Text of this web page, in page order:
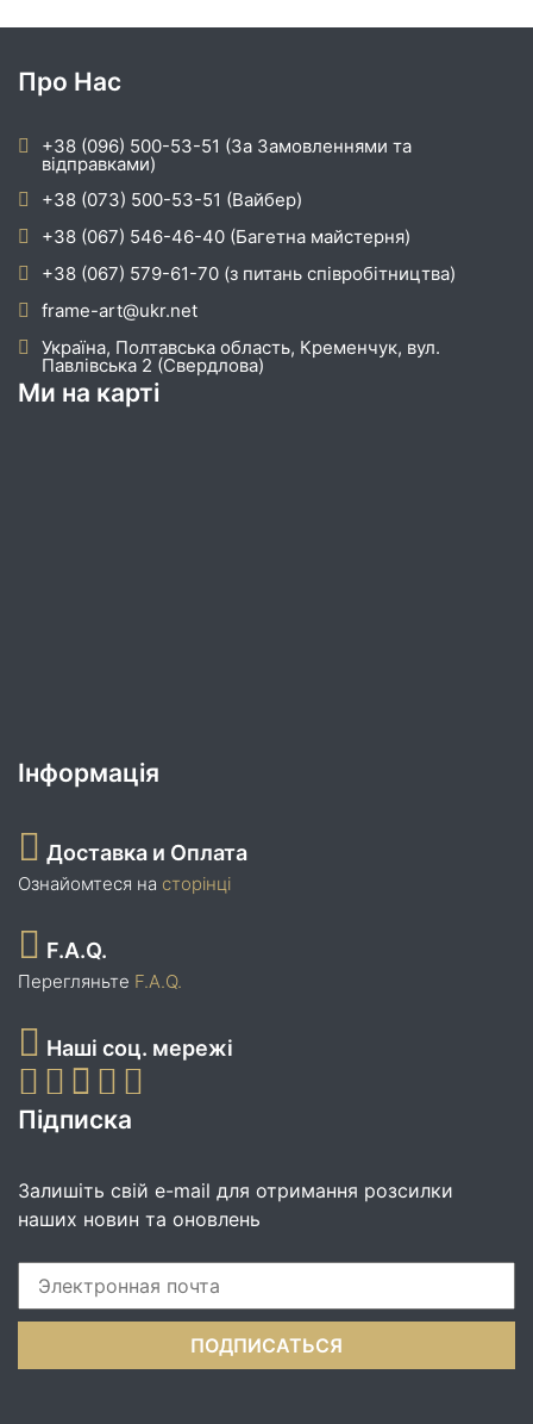
Про Нас
+38 (096) 500-53-51 (За Замовленнями та
відправками)
+38 (073) 500-53-51 (Вайбер)
+38 (067) 546-46-40 (Багетна майстерня)
+38 (067) 579-61-70 (з питань співробітництва)
frame-art@ukr.net
Україна, Полтавська область, Кременчук, вул.
Павлівська 2 (Свердлова)
Ми на карті
Інформація
Доставка и Оплата
Ознайомтеся на сторінці
F.A.Q.
Перегляньте F.A.Q.
Наші соц. мережі
Підписка
Залишіть свій e-mail для отримання розсилки
наших новин та оновлень